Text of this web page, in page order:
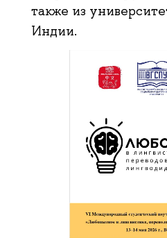
также из
Индии.